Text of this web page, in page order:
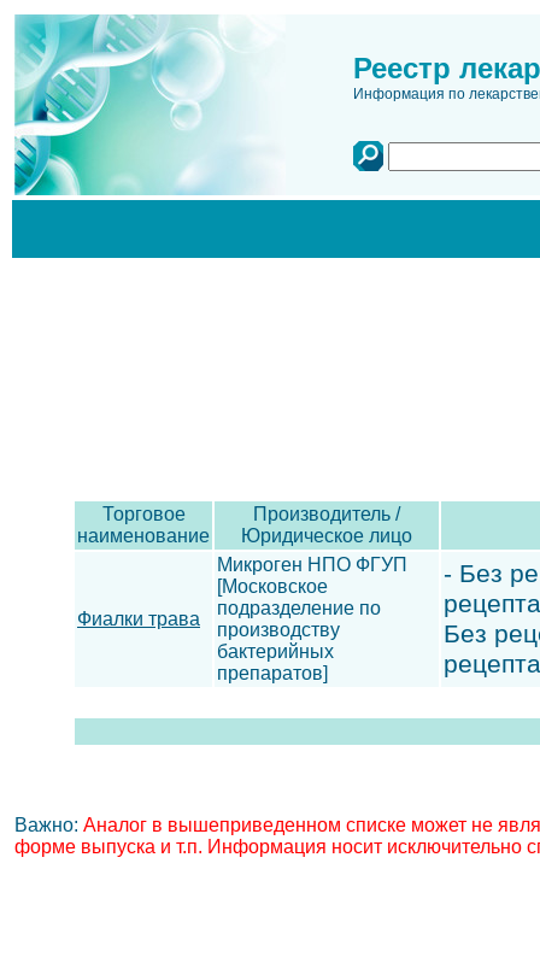
Реестр
Информация по
Торговое
наименование
Производитель /
Юридическое лицо
Фиалки трава
Микроген НПО ФГУП
[Московское
подразделение по
производству
бактерийных
препаратов]
- Без
Без
Важно: Аналог в вышеприведенном списке может не
форме выпуска и т.п. Информация носит исключительно